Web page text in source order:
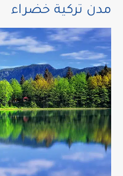
مدن تركية خضراء